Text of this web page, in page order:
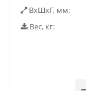
ВxШxГ, мм:
Вес, кг: